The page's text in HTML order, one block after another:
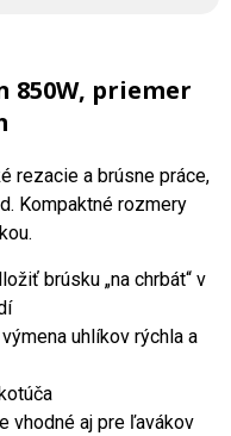
850W, priemer
rezacie a brúsne práce,
Kompaktné rozmery
brúsku „na chrbát“ v
uhlíkov rýchla a
vhodné aj pre ľavákov